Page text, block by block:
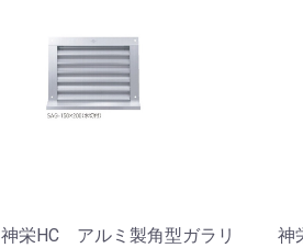
神栄HC アルミ製角型ガラリ
神